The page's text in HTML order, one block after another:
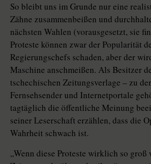
So bleibt uns im Grunde nur ­eine
Zähne zusammen­beißen und
nächsten Wahlen (vorausgesetzt, sie
Proteste können zwar der Popularität
Regierungschefs schaden, aber der
Maschine anschmeißen. Als Besitzer
tschechischen Zeitungsverlage – zu
Fernsehsender und Internetportale
tagtäglich die öffentliche Meinung
seiner Leserschaft erzählen, dass die
Wahrheit schwach ist.
„Wenn diese Proteste wirklich so groß